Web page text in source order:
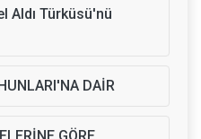
Aldı Türküsü'nü
DAİR